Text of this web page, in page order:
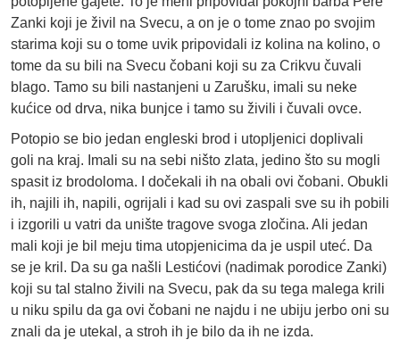
Zanki koji je živil na Svecu, a on je o tome znao po svojim
starima koji su o tome uvik pripovidali iz kolina na kolino, o
tome da su bili na Svecu čobani koji su za Crikvu čuvali
blago. Tamo su bili nastanjeni u Zarušku, imali su neke
kućice od drva, nika bunjce i tamo su živili i čuvali ovce.
Potopio se bio jedan engleski brod i utopljenici doplivali
goli na kraj. Imali su na sebi ništo zlata, jedino što su mogli
spasit iz brodoloma. I dočekali ih na obali ovi čobani. Obukli
ih, najili ih, napili, ogrijali i kad su ovi zaspali sve su ih pobili
i izgorili u vatri da unište tragove svoga zločina. Ali jedan
mali koji je bil meju tima utopjenicima da je uspil uteć. Da
se je kril. Da su ga našli Lestićovi (nadimak porodice Zanki)
koji su tal stalno živili na Svecu, pak da su tega malega krili
u niku spilu da ga ovi čobani ne najdu i ne ubiju jerbo oni su
znali da je utekal, a stroh ih je bilo da ih ne izda.